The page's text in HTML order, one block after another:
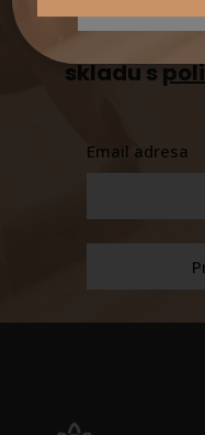
akcijama i
skladu s
Email adresa